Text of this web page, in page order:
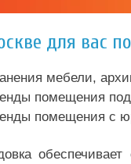
для вас
мебели,
помещения
помещения с